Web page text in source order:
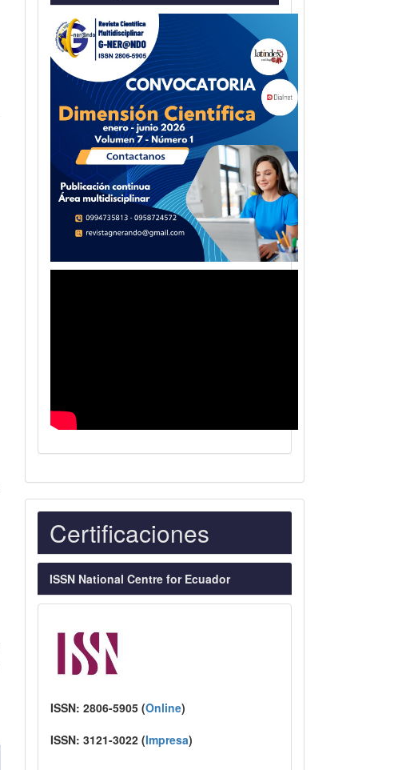
Indexaciones
Certificaciones
ISSN National Centre for Ecuador
ISSN: 2806-5905 (Online)
ISSN: 3121-3022 (Impresa)